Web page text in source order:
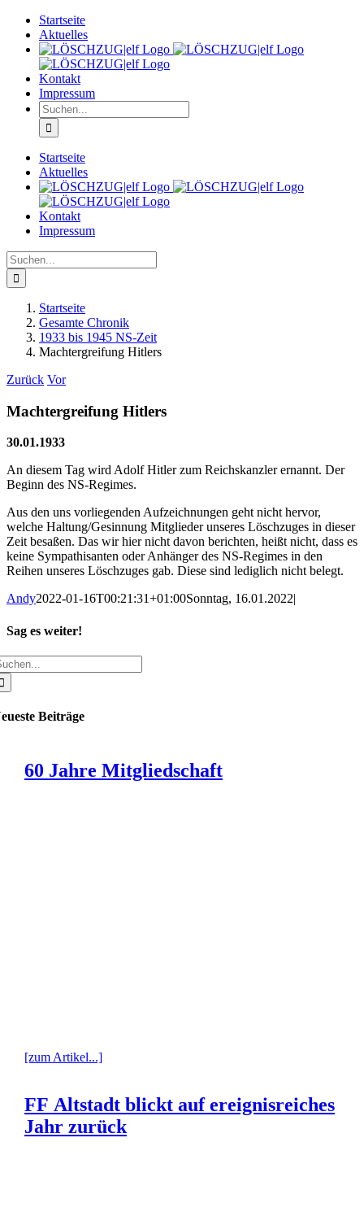
Zum
Inhalt
springen
Startseite
Aktuelles
Kontakt
Impressum
Suche
nach:
Startseite
Aktuelles
Kontakt
Impressum
Suche
nach:
Startseite
Gesamte Chronik
1933 bis 1945 NS-Zeit
Machtergreifung Hitlers
Zurück Vor
Machtergreifung Hitlers
30.01.1933
An diesem Tag wird Adolf Hitler zum Reichskanzler ernannt. Der
Beginn des NS-Regimes.
Aus den uns vorliegenden Aufzeichnungen geht nicht hervor,
welche Haltung/Gesinnung Mitglieder unseres Löschzuges in dieser
Zeit besaßen. Das wir hier nicht davon berichten, heißt nicht, dass es
keine Sympathisanten oder Anhänger des NS-Regimes in den
Reihen unseres Löschzuges gab. Diese sind lediglich nicht belegt.
Andy2022-01-16T00:21:31+01:00Sonntag, 16.01.2022|
Sag es weiter!
Facebook
X
WhatsApp
Pinterest
E-
Mail
Beiträge
60 Jahre Mitgliedschaft
[zum Artikel...]
FF Altstadt blickt auf ereignisreiches
Jahr zurück